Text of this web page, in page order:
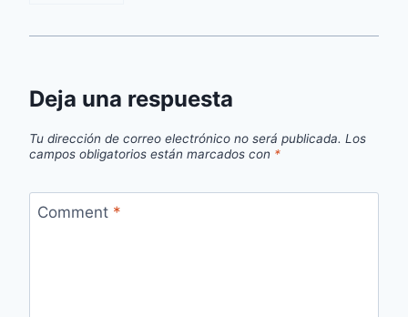
Deja una respuesta
Tu dirección de correo electrónico no será publicada. Los
campos obligatorios están marcados con *
Comment *